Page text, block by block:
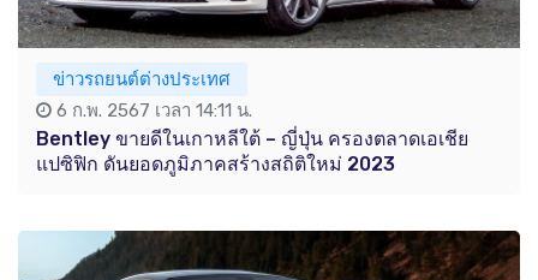
ข่าวรถยนต์ต่างประเทศ
6 ก.พ. 2567 เวลา 14:11 น.
Bentley ขายดีในเกาหลีใต้ – ญี่ปุ่น ครองตลาดเอเชีย
แปซิฟิก ดันยอดภูมิภาคสร้างสถิติใหม่ 2023